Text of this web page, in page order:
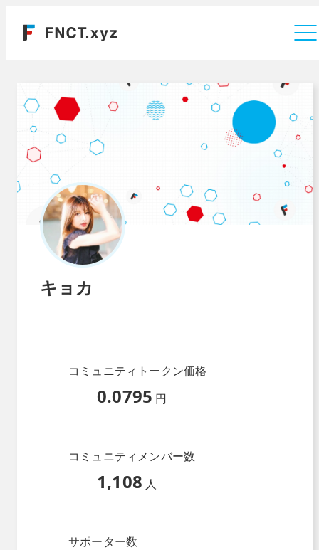
キョカ
コミュニティトークン価格
0.0795 円
コミュニティメンバー数
1,108 人
サポーター数